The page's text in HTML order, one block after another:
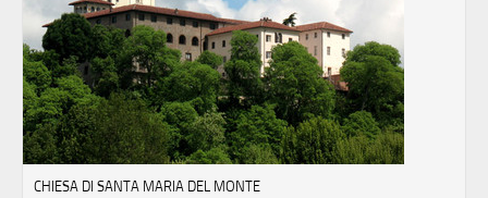
CHIESA DI SANTA MARIA DEL MONTE